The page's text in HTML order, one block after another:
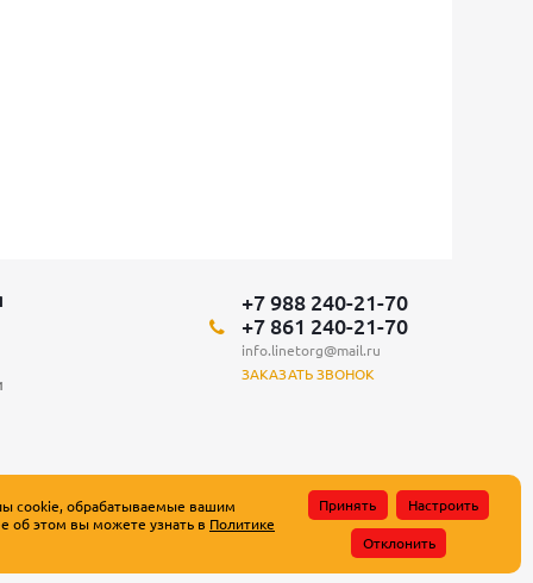
+7 988 240-21-70
+7 861 240-21-70
info.linetorg@mail.ru
ЗАКАЗАТЬ ЗВОНОК
437 Гражданского кодекса Российской Федерации.
cookie, обрабатываемые вашим
об этом вы можете узнать в Политике
Принять
Настроить
Отклонить